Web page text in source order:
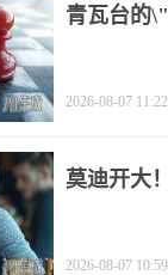
青瓦台的
2026-08-07
莫迪开大
2026-08-07